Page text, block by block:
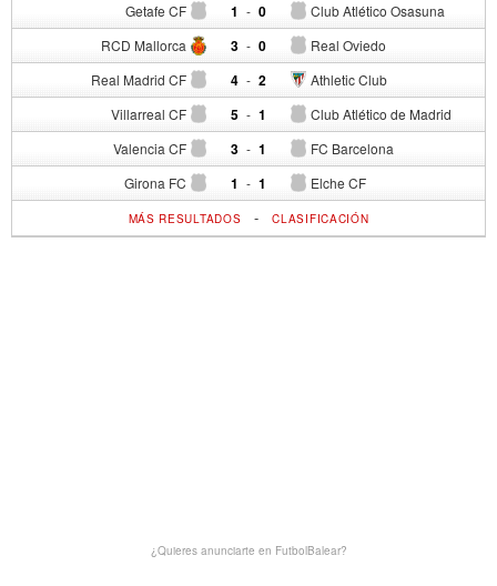
Getafe CF 1 - Club Atlético Osasuna
0
RCD Mallorca 3 - Real Oviedo
0
Real Madrid CF 4 - Athletic Club
2
Villarreal CF 5 - Club Atlético de Madrid
1
Valencia CF 3 - FC Barcelona
1
Girona FC 1 - Elche CF
1
MÁS RESULTADOS -CLASIFICACIÓN
¿Quieres anunciarte en FutbolBalear?